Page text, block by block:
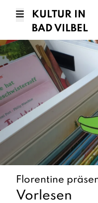
KULTUR IN
BAD VILBEL
Florentine
Vorlesen